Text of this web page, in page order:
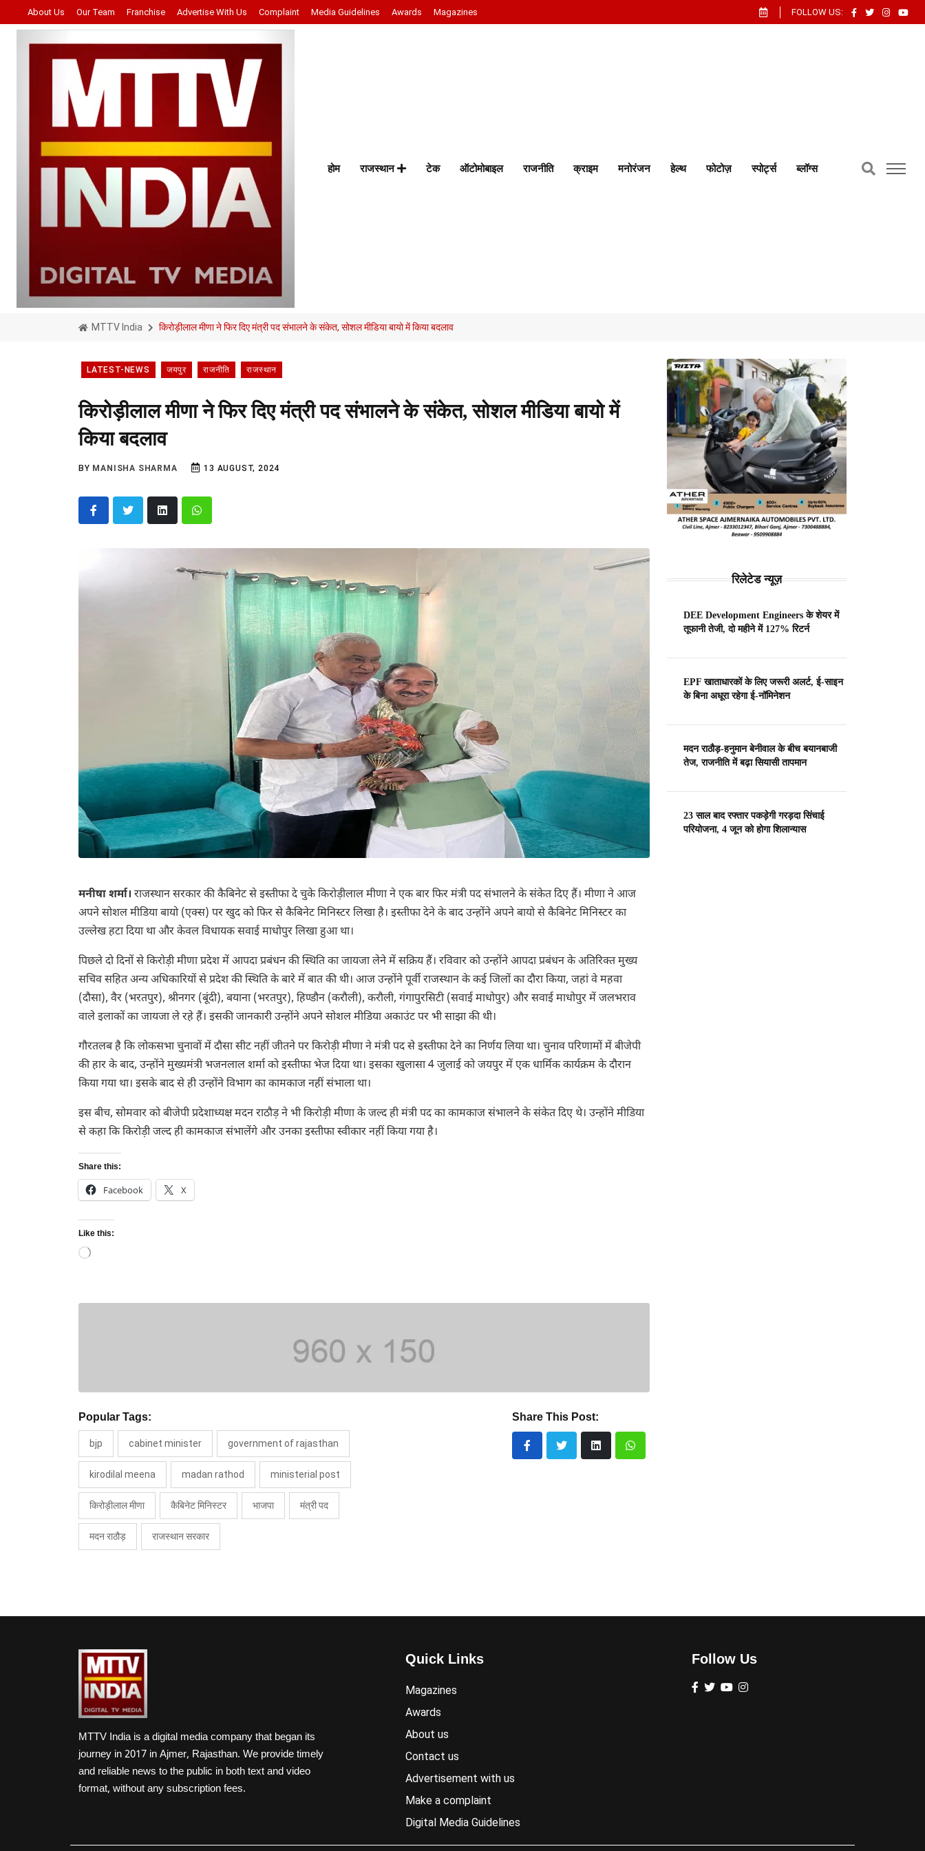
About Us Our Team Franchise Advertise With Us Complaint Media Guidelines Awards Magazines FOLLOW US:
होम राजस्थान टेक ऑटोमोबाइल राजनीति क्राइम मनोरंजन हेल्थ फोटोज़ स्पोर्ट्स ब्लॉग्स
MTTV India किरोड़ीलाल मीणा ने फिर दिए मंत्री पद संभालने के संकेत, सोशल मीडिया बायो में किया बदलाव
LATEST-NEWS जयपुर राजनीति राजस्थान
किरोड़ीलाल मीणा ने फिर दिए मंत्री पद संभालने के संकेत, सोशल मीडिया बायो में
किया बदलाव
BY MANISHA SHARMA 13 AUGUST, 2024
मनीषा शर्मा। राजस्थान सरकार की कैबिनेट से इस्तीफा दे चुके किरोड़ीलाल मीणा ने एक बार फिर मंत्री पद संभालने के संकेत दिए हैं। मीणा ने आज
अपने सोशल मीडिया बायो (एक्स) पर खुद को फिर से कैबिनेट मिनिस्टर लिखा है। इस्तीफा देने के बाद उन्होंने अपने बायो से कैबिनेट मिनिस्टर का
उल्लेख हटा दिया था और केवल विधायक सवाई माधोपुर लिखा हुआ था।
पिछले दो दिनों से किरोड़ी मीणा प्रदेश में आपदा प्रबंधन की स्थिति का जायजा लेने में सक्रिय हैं। रविवार को उन्होंने आपदा प्रबंधन के अतिरिक्त मुख्य
सचिव सहित अन्य अधिकारियों से प्रदेश की स्थिति के बारे में बात की थी। आज उन्होंने पूर्वी राजस्थान के कई जिलों का दौरा किया, जहां वे महवा
(दौसा), वैर (भरतपुर), श्रीनगर (बूंदी), बयाना (भरतपुर), हिण्डौन (करौली), करौली, गंगापुरसिटी (सवाई माधोपुर) और सवाई माधोपुर में जलभराव
वाले इलाकों का जायजा ले रहे हैं। इसकी जानकारी उन्होंने अपने सोशल मीडिया अकाउंट पर भी साझा की थी।
गौरतलब है कि लोकसभा चुनावों में दौसा सीट नहीं जीतने पर किरोड़ी मीणा ने मंत्री पद से इस्तीफा देने का निर्णय लिया था। चुनाव परिणामों में बीजेपी
की हार के बाद, उन्होंने मुख्यमंत्री भजनलाल शर्मा को इस्तीफा भेज दिया था। इसका खुलासा 4 जुलाई को जयपुर में एक धार्मिक कार्यक्रम के दौरान
किया गया था। इसके बाद से ही उन्होंने विभाग का कामकाज नहीं संभाला था।
इस बीच, सोमवार को बीजेपी प्रदेशाध्यक्ष मदन राठौड़ ने भी किरोड़ी मीणा के जल्द ही मंत्री पद का कामकाज संभालने के संकेत दिए थे। उन्होंने मीडिया
से कहा कि किरोड़ी जल्द ही कामकाज संभालेंगे और उनका इस्तीफा स्वीकार नहीं किया गया है।
Share this:
Facebook X
Like this:
Loading…
Popular Tags:
bjp cabinet minister government of rajasthan
kirodilal meena madan rathod ministerial post
किरोड़ीलाल मीणा कैबिनेट मिनिस्टर भाजपा मंत्री पद
मदन राठौड़ राजस्थान सरकार
Share This Post:
रिलेटेड न्यूज़
DEE Development Engineers के शेयर में
तूफानी तेजी, दो महीने में 127% रिटर्न
EPF खाताधारकों के लिए जरूरी अलर्ट, ई-साइन
के बिना अधूरा रहेगा ई-नॉमिनेशन
मदन राठौड़-हनुमान बेनीवाल के बीच बयानबाजी
तेज, राजनीति में बढ़ा सियासी तापमान
23 साल बाद रफ्तार पकड़ेगी गरड़दा सिंचाई
परियोजना, 4 जून को होगा शिलान्यास
MTTV India is a digital media company that began its
journey in 2017 in Ajmer, Rajasthan. We provide timely
and reliable news to the public in both text and video
format, without any subscription fees.
Quick Links
Magazines
Awards
About us
Contact us
Advertisement with us
Make a complaint
Digital Media Guidelines
Follow Us